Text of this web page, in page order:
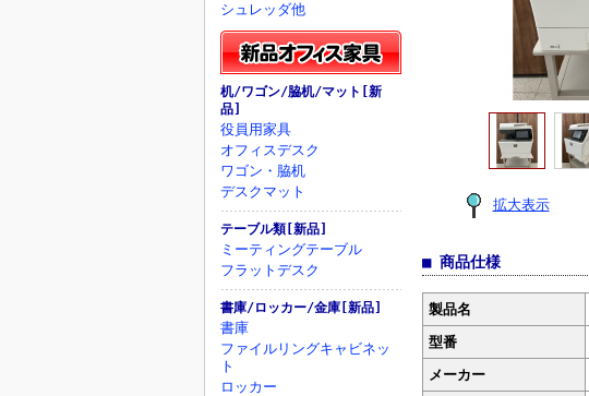
シュレッダ他
机/ワゴン/脇机/マット[新
品]
役員用家具
オフィスデスク
ワゴン・脇机
デスクマット
テーブル類[新品]
ミーティングテーブル
フラットデスク
書庫/ロッカー/金庫[新品]
書庫
ファイルリングキャビネッ
ト
ロッカー
拡大表示
■ 商品仕様
製品名
型番
メーカー